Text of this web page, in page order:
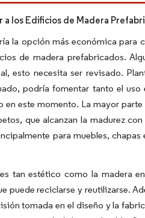
a los Edificios de Madera
la opción más económica
de madera prefabricados.
esto necesita ser revisado.
podría fomentar tanto el
este momento. La mayor
que alcanzan la madurez
para muebles,
tan estético como la madera
puede reciclarse y reutilizarse.
tomada en el diseño y la